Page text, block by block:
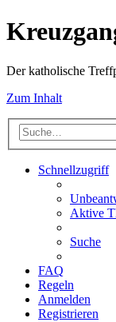
Der katholische
Zum Inhalt
Schnellzugriff
Aktive
Suche
FAQ
Regeln
Anmelden
Registrieren